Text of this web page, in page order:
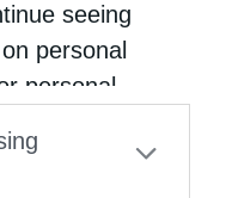
seeing
personal
personal
opt-out
από …